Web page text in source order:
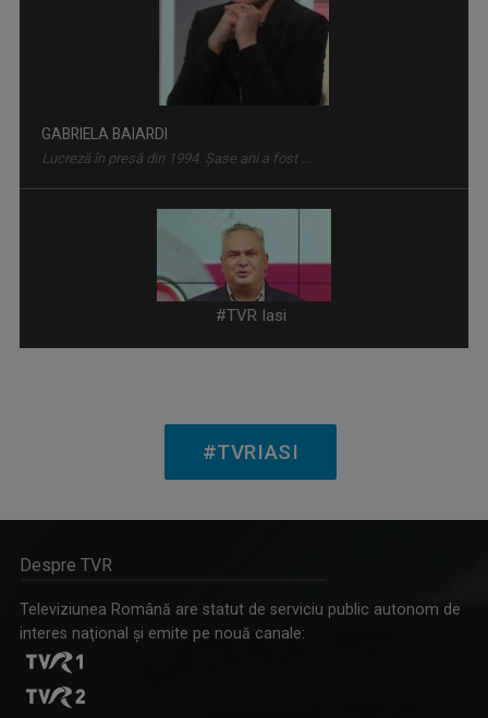
Emisiune bilunară în care muzica vorbeşte
SPAȚIUL DECIZILOR
Dezbatere politică la care participă ...
Prezintă emisiunea de folclor „Cântec și ...
OLENA POPOVYCH
#TVR Iasi
#TVRIASI
Despre TVR
Televiziunea Română are statut de serviciu public autonom de
interes naţional şi emite pe nouă canale: